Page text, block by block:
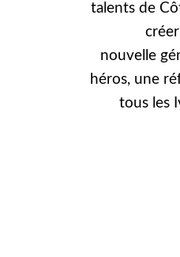
talents de
nouvelle
héros, une
tous les